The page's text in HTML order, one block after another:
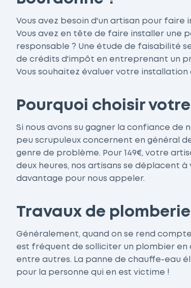
Vous avez besoin d'un artisan pour faire
Vous avez en tête de faire installer une
responsable ? Une étude de faisabilité
de crédits d'impôt en entreprenant un
Vous souhaitez évaluer votre
Pourquoi choisir
Si nous avons su gagner la confiance
peu scrupuleux concernent en général
genre de problème. Pour 149€, votre
deux heures, nos artisans se déplacent
davantage pour nous appeler.
Travaux de
Généralement, quand on se rend
est fréquent de solliciter un plombier
entre autres. La panne de chauffe-eau
pour la personne qui en est victime !